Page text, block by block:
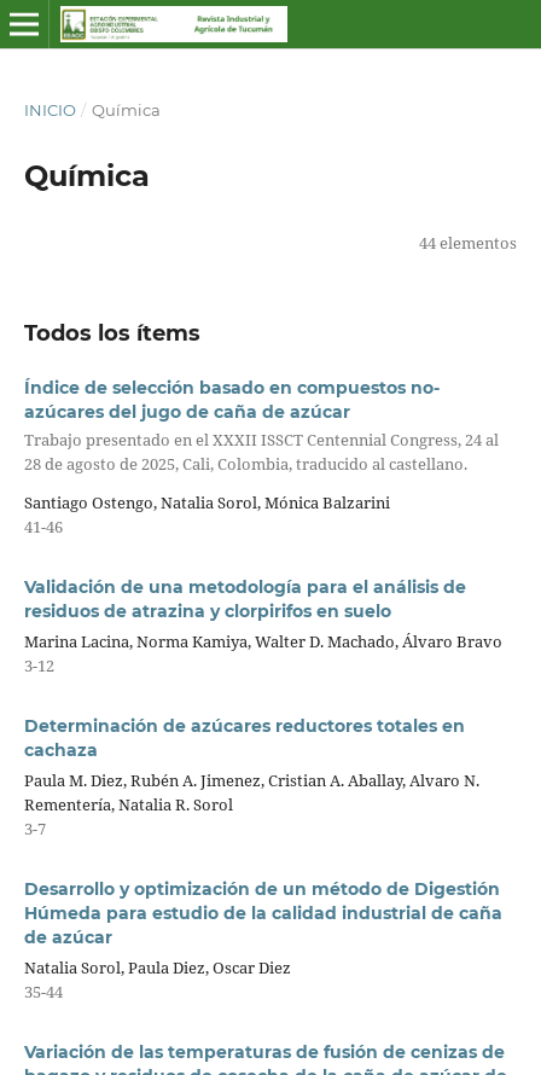
INICIO / Química
Química
44 elementos
Todos los ítems
Índice de selección basado en compuestos no-
azúcares del jugo de caña de azúcar
Trabajo presentado en el XXXII ISSCT Centennial Congress, 24 al
28 de agosto de 2025, Cali, Colombia, traducido al castellano.
Santiago Ostengo, Natalia Sorol, Mónica Balzarini
41-46
Validación de una metodología para el análisis de
residuos de atrazina y clorpirifos en suelo
Marina Lacina, Norma Kamiya, Walter D. Machado, Álvaro Bravo
3-12
Determinación de azúcares reductores totales en
cachaza
Paula M. Diez, Rubén A. Jimenez, Cristian A. Aballay, Alvaro N.
Rementería, Natalia R. Sorol
3-7
Desarrollo y optimización de un método de Digestión
Húmeda para estudio de la calidad industrial de caña
de azúcar
Natalia Sorol, Paula Diez, Oscar Diez
35-44
Variación de las temperaturas de fusión de cenizas de